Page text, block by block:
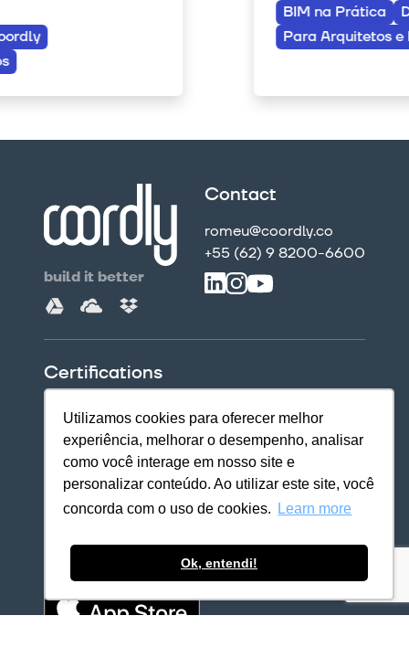
Utilizamos cookies para oferecer melhor
experiência, melhorar o desempenho, analisar
como você interage em nosso site e
personalizar conteúdo. Ao utilizar este site, você
concorda com o uso de cookies.
Learn more
Ok, entendi!
Design Coordination
build it better
Contact
romeu@coordly.co
+55 (62) 9 8200-6600
Certifications
Download our apps